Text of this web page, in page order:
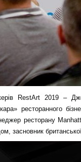
RestArt 2019 –
ресторанного
ресторану
засновник